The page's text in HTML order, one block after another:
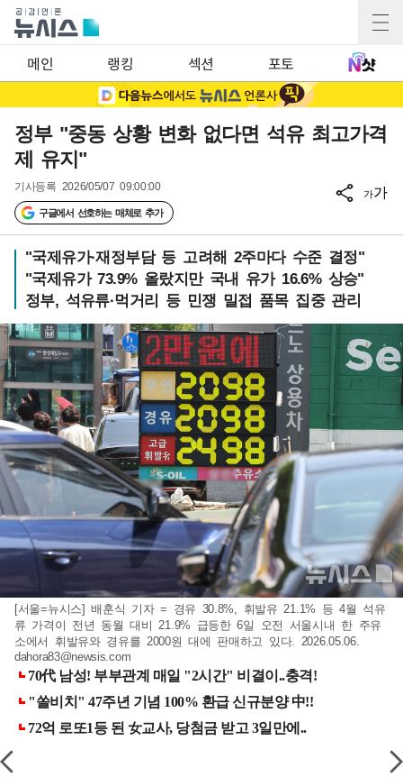
메인 랭킹 섹션 포토
정부 "중동 상황 변화 없다면 석유 최고가격
제 유지"
기사등록 2026/05/07 09:00:00
구글에서 선호하는 매체로 추가
가가
"국제유가·재정부담 등 고려해 2주마다 수준 결정"
"국제유가 73.9% 올랐지만 국내 유가 16.6% 상승"
정부, 석유류·먹거리 등 민쟁 밀접 품목 집중 관리
[서울=뉴시스] 배훈식 기자 = 경유 30.8%, 휘발유 21.1% 등 4월 석유
류 가격이 전년 동월 대비 21.9% 급등한 6일 오전 서울시내 한 주유
소에서 휘발유와 경유를 2000원 대에 판매하고 있다. 2026.05.06.
dahora83@newsis.com